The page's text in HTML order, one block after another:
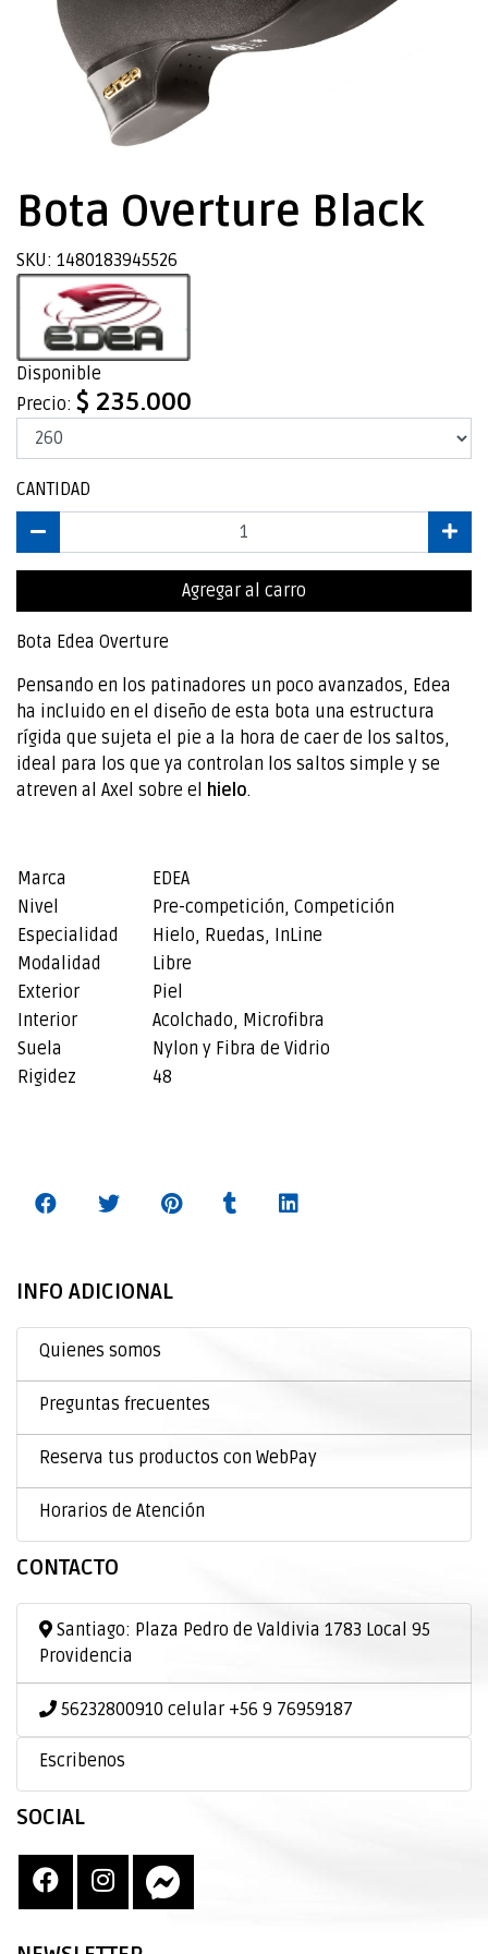
Bota Overture Black
SKU: 1480183945526
Disponible
Precio: $ 235.000
CANTIDAD
Agregar al carro
Bota Edea Overture
Pensando en los patinadores un poco avanzados, Edea
ha incluido en el diseño de esta bota una estructura
rígida que sujeta el pie a la hora de caer de los saltos,
ideal para los que ya controlan los saltos simple y se
atreven al Axel sobre el hielo.
Marca
EDEA
Nivel
Pre-competición, Competición
Especialidad
Hielo, Ruedas, InLine
Modalidad
Libre
Exterior
Piel
Interior
Acolchado, Microfibra
Suela
Nylon y Fibra de Vidrio
Rigidez
48
INFO ADICIONAL
Quienes somos
Preguntas frecuentes
Reserva tus productos con WebPay
Horarios de Atención
CONTACTO
Santiago: Plaza Pedro de Valdivia 1783 Local 95
Providencia
56232800910 celular +56 9 76959187
Escribenos
SOCIAL